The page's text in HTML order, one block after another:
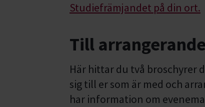
Studiefrämjandet på din ort.
Till
Här hittar du två broschyrer
sig till er som är med och
har information om